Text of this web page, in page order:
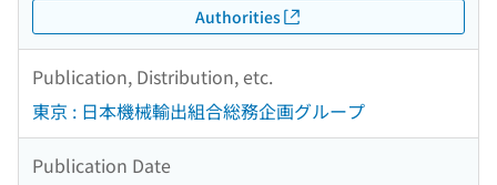
Authorities
Publication, Distribution, etc.
東京 : 日本機械輸出組合総務企画グループ
Publication Date